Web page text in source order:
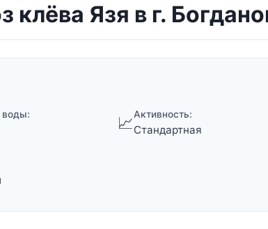
клёва Язя в г.
воды: 📈Активность:
Стандартная